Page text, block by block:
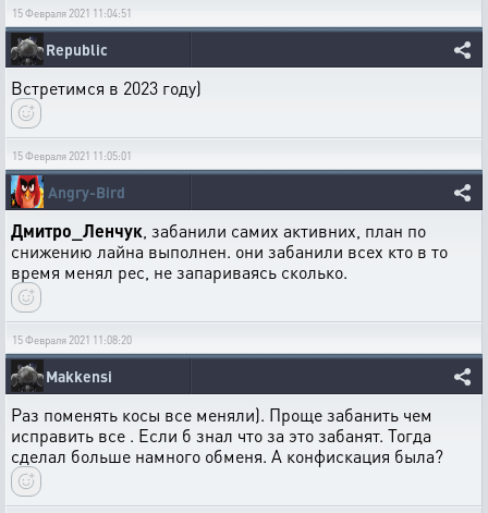
15 Февраля 2021 11:04:51
Republic
Встретимся в 2023 году)
15 Февраля 2021 11:05:01
Angry-Bird
Дмитро_Ленчук , забанили самих активних, план по
снижению лайна выполнен. они забанили всех кто в то
время менял рес, не запариваясь сколько.
15 Февраля 2021 11:08:20
Makkensi
Раз поменять косы все меняли). Проще забанить чем
исправить все . Если б знал что за это забанят. Тогда
сделал больше намного обменя. А конфискация была?